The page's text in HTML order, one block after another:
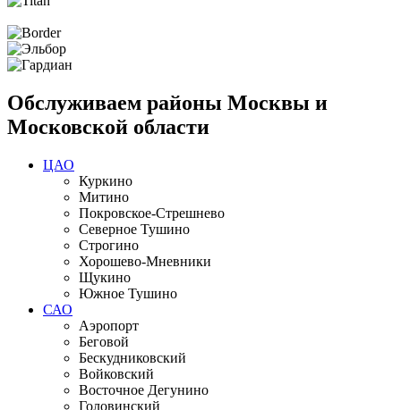
Обслуживаем районы Москвы и
Московской области
ЦАО
Куркино
Митино
Покровское-Стрешнево
Северное Тушино
Строгино
Хорошево-Мневники
Щукино
Южное Тушино
САО
Аэропорт
Беговой
Бескудниковский
Войковский
Восточное Дегунино
Головинский